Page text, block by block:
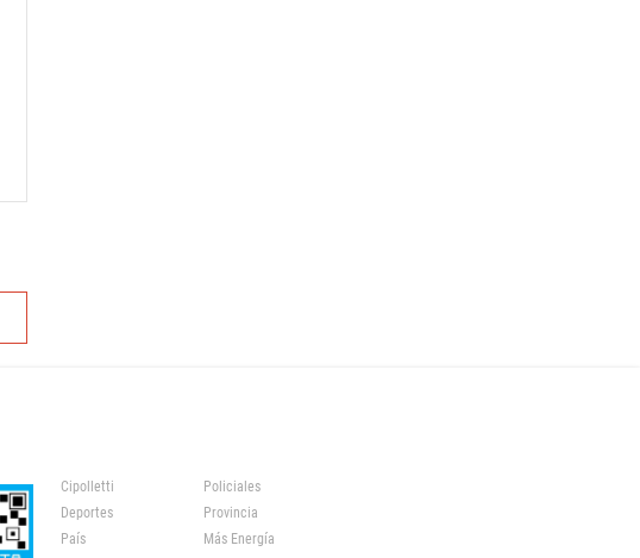
Cipolletti
Policiales
Deportes
Provincia
País
Más Energía